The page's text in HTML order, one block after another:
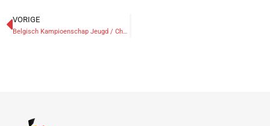
VORIGE
Belgisch Kampioenschap Jeugd / Championnat de Belgique Jeunes 2026 – Tielt